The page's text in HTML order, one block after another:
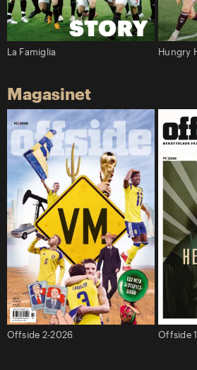
La Famiglia Hungry
Magasinet
Offside 2-2026 Offside